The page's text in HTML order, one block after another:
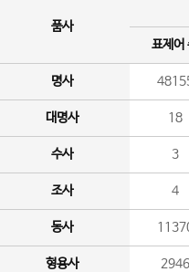
품사
표제어
명사
대명사 18
수사 3
조사 4
동사
형용사 2946